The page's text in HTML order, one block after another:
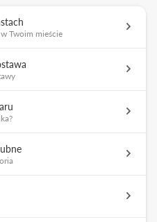
Twoim mieście